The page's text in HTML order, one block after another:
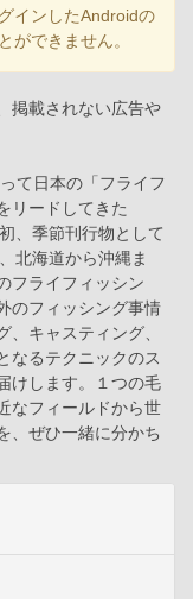
インしたAndroidの
ができません。
掲載されない広告や
て日本の「フライフ
リードしてきた
、季節刊行物として
北海道から沖縄ま
フライフィッシン
のフィッシング事情
キャスティング、
なるテクニックのス
けします。１つの毛
なフィールドから世
、ぜひ一緒に分かち